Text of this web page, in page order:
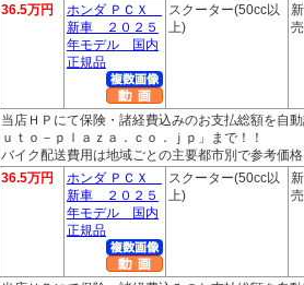
36.5万円
ホンダ ＰＣＸ
新車 ２０２５
年モデル 国内
正規品
スクーター(50cc以
上)
当店ＨＰにて保険・諸経費込みのお支払総額を自
ｕｔｏ－ｐｌａｚａ．ｃｏ．ｊｐ」まで！！
バイク配送費用は地域ごとの主要都市別で参考価
36.5万円
ホンダ ＰＣＸ
新車 ２０２５
年モデル 国内
正規品
スクーター(50cc以
上)